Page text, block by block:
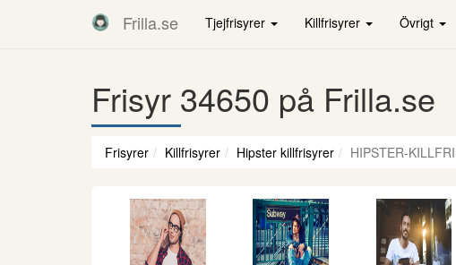
Frilla.se Tjejfrisyrer Killfrisyrer Övrigt
Frisyr 34650 på Frilla.se
Frisyrer Killfrisyrer Hipster killfrisyrer HIPSTER-